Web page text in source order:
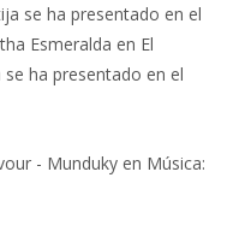
se ha presentado en el
Esmeralda en El
ha presentado en el
- Munduky en Música: